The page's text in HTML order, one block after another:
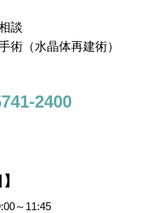
談
術（水晶体再建術）
2400
～11:45